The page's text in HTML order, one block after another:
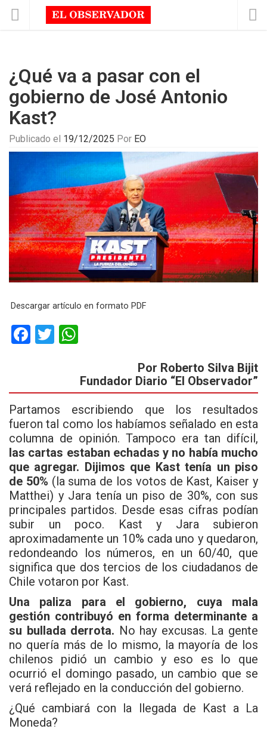
¿Qué va a pasar con el
gobierno de José Antonio
Kast?
Publicado el 19/12/2025 Por EO
Descargar artículo en formato PDF
F
b
o
o
k
T
er
at
s
A
p
p
Por Roberto Silva Bijit
Fundador Diario “El Observador”
Partamos escribiendo que los resultados
fueron tal como los habíamos señalado en esta
columna de opinión. Tampoco era tan difícil,
las cartas estaban echadas y no había mucho
que agregar. Dijimos que Kast tenía un piso
de 50% (la suma de los votos de Kast, Kaiser y
Matthei) y Jara tenía un piso de 30%, con sus
principales partidos. Desde esas cifras podían
subir un poco. Kast y Jara subieron
aproximadamente un 10% cada uno y quedaron,
redondeando los números, en un 60/40, que
significa que dos tercios de los ciudadanos de
Chile votaron por Kast.
Una paliza para el gobierno, cuya mala
gestión contribuyó en forma determinante a
su bullada derrota. No hay excusas. La gente
no quería más de lo mismo, la mayoría de los
chilenos pidió un cambio y eso es lo que
ocurrió el domingo pasado, un cambio que se
verá reflejado en la conducción del gobierno.
¿Qué cambiará con la llegada de Kast a La
Moneda?